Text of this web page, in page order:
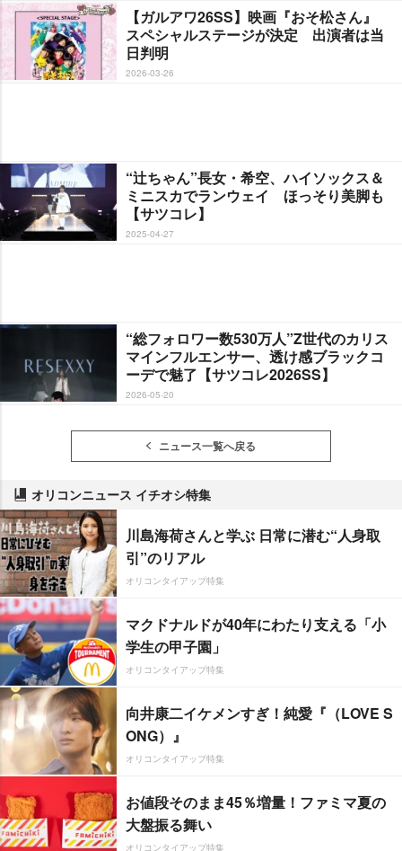
【ガルアワ26SS】映画『おそ松さん』
スペシャルステージが決定 出演者は当
日判明
2026-03-26
“辻ちゃん”長女・希空、ハイソックス＆
ミニスカでランウェイ ほっそり美脚も
【サツコレ】
2025-04-27
“総フォロワー数530万人”Z世代のカリス
マインフルエンサー、透け感ブラックコ
ーデで魅了【サツコレ2026SS】
2026-05-20
ニュース一覧へ戻る
オリコンニュース イチオシ特集
川島海荷さんと学ぶ 日常に潜む“人身取
引”のリアル
オリコンタイアップ特集
マクドナルドが40年にわたり支える「小
学生の甲子園」
オリコンタイアップ特集
向井康二イケメンすぎ！純愛『（LOVE S
ONG）』
オリコンタイアップ特集
お値段そのまま45％増量！ファミマ夏の
大盤振る舞い
オリコンタイアップ特集